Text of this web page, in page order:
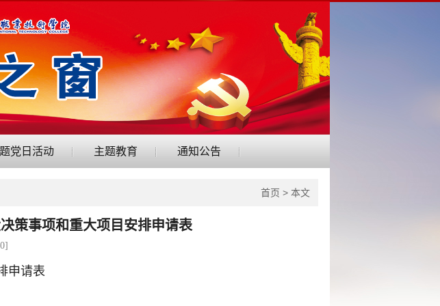
党日活动 主题教育 通知公告
首页 > 本文
策事项和重大项目安排申请表
]
申请表